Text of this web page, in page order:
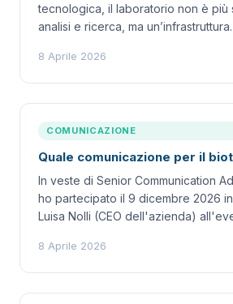
tecnologica, il laboratorio non è più
analisi e ricerca, ma
8 Aprile 2026
COMUNICAZIONE
Quale comunicazione per il
In veste di Senior Communication
ho partecipato il 9 dicembre 2026
Luisa Nolli (CEO dell'azienda)
8 Aprile 2026